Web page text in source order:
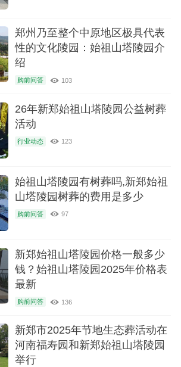
郑州乃至整个中原地区极具代表
性的文化陵园：始祖山塔陵园介
绍
购前问答 103
26年新郑始祖山塔陵园公益树葬
活动
行业动态 123
始祖山塔陵园有树葬吗,新郑始祖
山塔陵园树葬的费用是多少
购前问答 97
新郑始祖山塔陵园价格一般多少
钱？始祖山塔陵园2025年价格表
最新
购前问答 136
新郑市2025年节地生态葬活动在
河南福寿园和新郑始祖山塔陵园
举行